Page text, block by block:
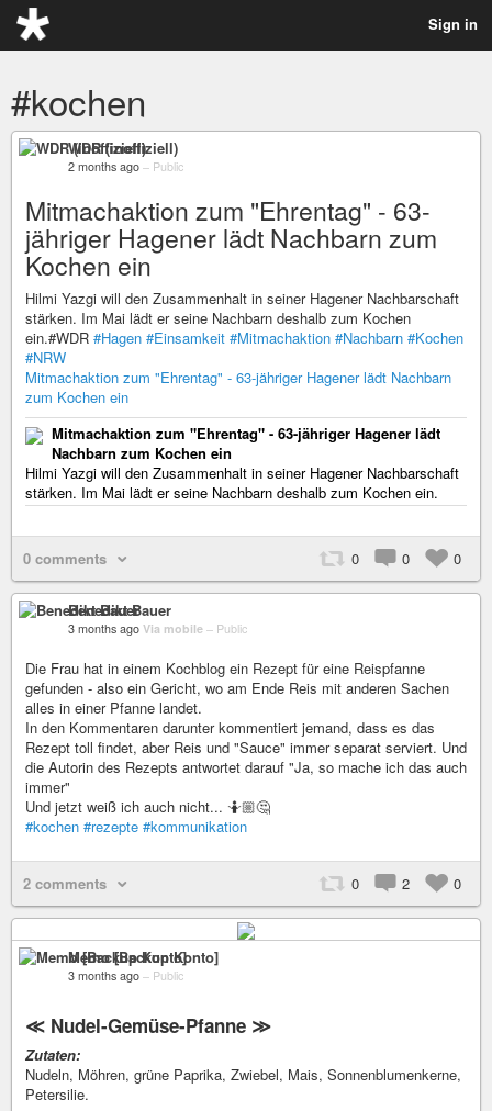
Sign in
#kochen
WDR (inoffiziell)
2 months ago – Public
Mitmachaktion zum "Ehrentag" - 63-
jähriger Hagener lädt Nachbarn zum
Kochen ein
Hilmi Yazgi will den Zusammenhalt in seiner Hagener Nachbarschaft
stärken. Im Mai lädt er seine Nachbarn deshalb zum Kochen
ein.#WDR #Hagen #Einsamkeit #Mitmachaktion #Nachbarn #Kochen
#NRW
Mitmachaktion zum "Ehrentag" - 63-jähriger Hagener lädt Nachbarn
zum Kochen ein
Mitmachaktion zum "Ehrentag" - 63-jähriger Hagener lädt
Nachbarn zum Kochen ein
Hilmi Yazgi will den Zusammenhalt in seiner Hagener Nachbarschaft
stärken. Im Mai lädt er seine Nachbarn deshalb zum Kochen ein.
0 comments 0 0 0
Benedikt Bauer
3 months ago Via mobile – Public
Die Frau hat in einem Kochblog ein Rezept für eine Reispfanne
gefunden - also ein Gericht, wo am Ende Reis mit anderen Sachen
alles in einer Pfanne landet.
In den Kommentaren darunter kommentiert jemand, dass es das
Rezept toll findet, aber Reis und "Sauce" immer separat serviert. Und
die Autorin des Rezepts antwortet darauf "Ja, so mache ich das auch
immer"
Und jetzt weiß ich auch nicht... 🤷🏼🤔
#kochen #rezepte #kommunikation
2 comments 0 2 0
Memo [Backup Konto]
3 months ago – Public
≪ Nudel-Gemüse-Pfanne ≫
Zutaten:
Nudeln, Möhren, grüne Paprika, Zwiebel, Mais, Sonnenblumenkerne,
Petersilie.